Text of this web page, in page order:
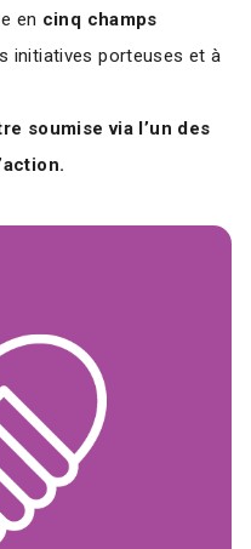
en cinq champs
initiatives porteuses et à
soumise via l’un des